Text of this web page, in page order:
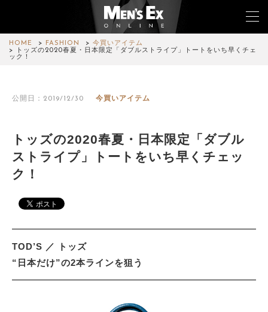
HOME FASHION
今買いアイテム
トッズの2020春夏・日本限定「ダブルストライプ」トートをいち早くチェ
ック！
公開日：2019/12/30 今買いアイテム
トッズの2020春夏・日本限定「ダブル
ストライプ」トートをいち早くチェッ
ク！
TOD’S ／ トッズ
“日本だけ”の2本ラインを狙う
FASHION
CAR&BIKE
COLUMN
ABOUT SITE
サイトマップ